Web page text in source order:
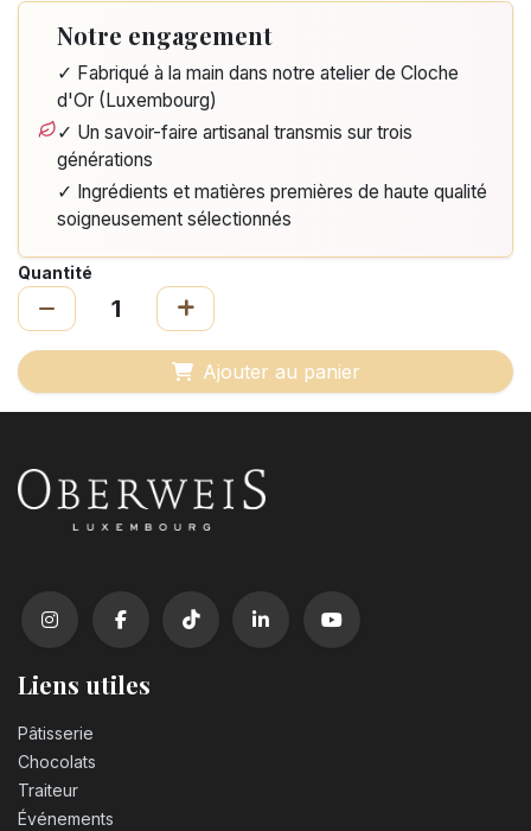
Notre engagement
✓ Fabriqué à la main dans notre atelier de Cloche
d'Or (Luxembourg)
✓ Un savoir-faire artisanal transmis sur trois
générations
✓ Ingrédients et matières premières de haute qualité
soigneusement sélectionnés
Quantité
Ajouter au panier
Liens utiles
Pâtisserie
Chocolats
Traiteur
Événements